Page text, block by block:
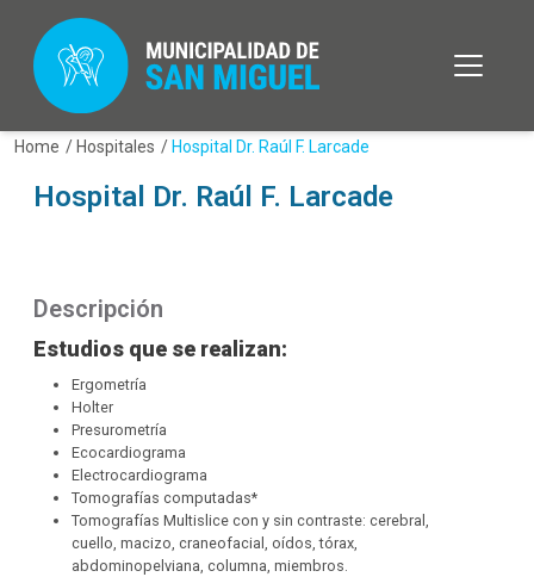
Home / Hospitales / Hospital Dr. Raúl F. Larcade
Hospital Dr. Raúl F. Larcade
Descripción
Estudios que se realizan:
Ergometría
Holter
Presurometría
Ecocardiograma
Electrocardiograma
Tomografías computadas*
Tomografías Multislice con y sin contraste: cerebral,
cuello, macizo, craneofacial, oídos, tórax,
abdominopelviana, columna, miembros.